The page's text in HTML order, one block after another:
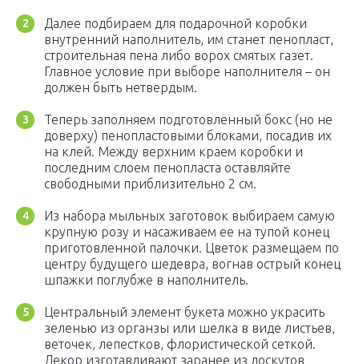
Далее подбираем для подарочной коробки
внутренний наполнитель, им станет пенопласт,
строительная пена либо ворох смятых газет.
Главное условие при выборе наполнителя – он
должен быть нетвердым.
Теперь заполняем подготовленный бокс (но не
доверху) пенопластовыми блоками, посадив их
на клей. Между верхним краем коробки и
последним слоем пенопласта оставляйте
свободными приблизительно 2 см.
Из набора мыльных заготовок выбираем самую
крупную розу и насаживаем ее на тупой конец
приготовленной палочки. Цветок размещаем по
центру будущего шедевра, вогнав острый конец
шпажки поглубже в наполнитель.
Центральный элемент букета можно украсить
зеленью из органзы или шелка в виде листьев,
веточек, лепестков, флористической сеткой.
Декор изготавливают заранее из лоскутов